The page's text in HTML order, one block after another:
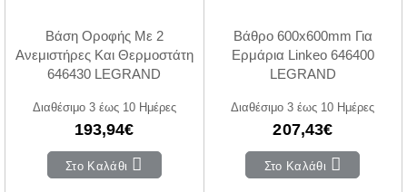
Βάση Οροφής Με 2
Ανεμιστήρες Και Θερμοστάτη
646430 LEGRAND
Διαθέσιμο 3 έως 10 Ημέρες
193,94€
Στο Καλάθι
Βάθρο 600x600mm Για
Ερμάρια Linkeo 646400
LEGRAND
Διαθέσιμο 3 έως 10 Ημέρες
207,43€
Στο Καλάθι